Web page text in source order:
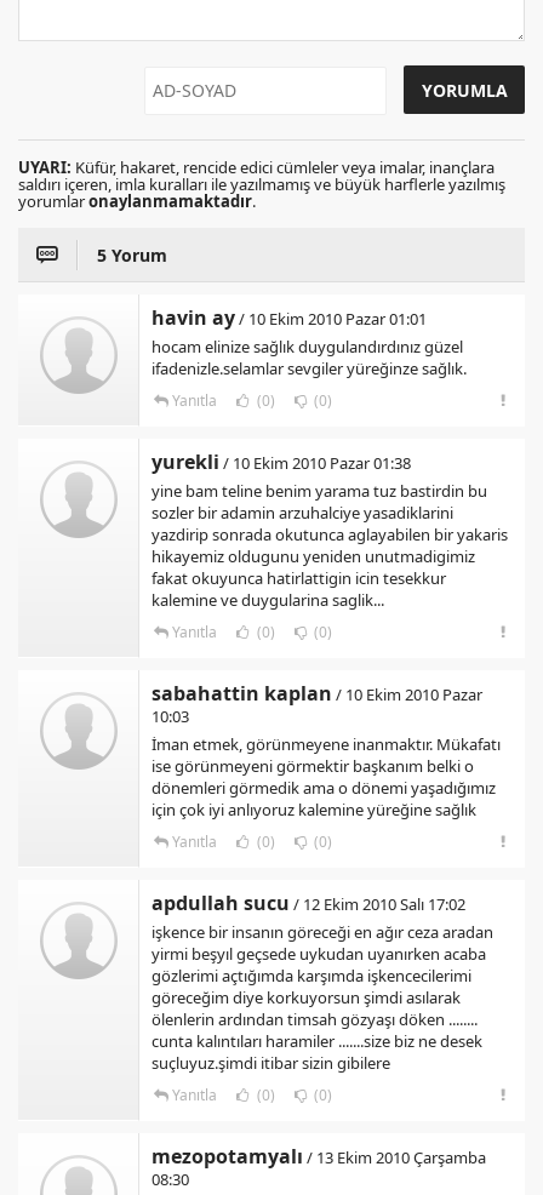
UYARI: Küfür, hakaret, rencide edici cümleler veya imalar, inançlara
saldırı içeren, imla kuralları ile yazılmamış ve büyük harflerle yazılmış
yorumlaronaylanmamaktadır.
5 Yorum
havin ay/ 10 Ekim 2010 Pazar 01:01
hocam elinize sağlık duygulandırdınız güzel
ifadenizle.selamlar sevgiler yüreğinze sağlık.
Yanıtla (0) (0)
yurekli / 10 Ekim 2010 Pazar 01:38
yine bam teline benim yarama tuz bastirdin bu
sozler bir adamin arzuhalciye yasadiklarini
yazdirip sonrada okutunca aglayabilen bir yakaris
hikayemiz oldugunu yeniden unutmadigimiz
fakat okuyunca hatirlattigin icin tesekkur
kalemine ve duygularina saglik...
Yanıtla (0) (0)
sabahattin kaplan / 10 Ekim 2010 Pazar
10:03
İman etmek, görünmeyene inanmaktır. Mükafatı
ise görünmeyeni görmektir başkanım belki o
dönemleri görmedik ama o dönemi yaşadığımız
için çok iyi anlıyoruz kalemine yüreğine sağlık
Yanıtla (0) (0)
apdullah sucu / 12 Ekim 2010 Salı 17:02
işkence bir insanın göreceği en ağır ceza aradan
yirmi beşyıl geçsede uykudan uyanırken acaba
gözlerimi açtığımda karşımda işkencecilerimi
göreceğim diye korkuyorsun şimdi asılarak
ölenlerin ardından timsah gözyaşı döken ........
cunta kalıntıları haramiler .......size biz ne desek
suçluyuz.şimdi itibar sizin gibilere
Yanıtla (0) (0)
mezopotamyalı / 13 Ekim 2010 Çarşamba
08:30